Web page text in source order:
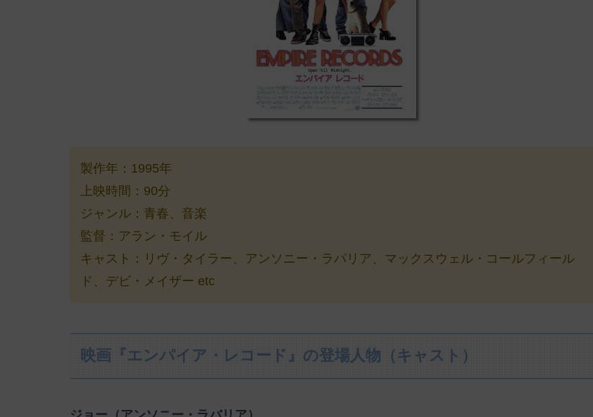
製作年：1995年
上映時間：90分
ジャンル：青春、音楽
監督：アラン・モイル
キャスト：リヴ・タイラー、アンソニー・ラパリア、マックスウェル・コールフィール
ド、デビ・メイザー etc
映画『エンパイア・レコード』の登場人物（キャスト）